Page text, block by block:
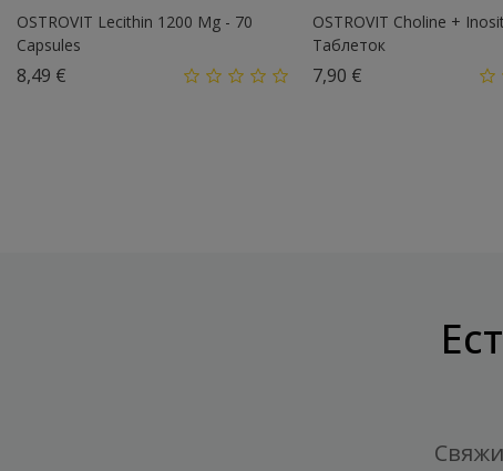
OSTROVIT Lecithin 1200 Mg - 70
Capsules
8,49 €
OSTROVIT Choline +
Таблеток
7,90 €Цена